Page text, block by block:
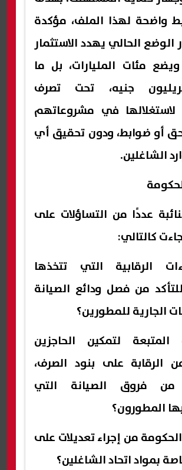
واضحة لهذا الملف، مؤكدة
الوضع الحالي يهدد الاستثمار
مئات المليارات، بل ما
جنيه، تحت تصرف
لاستغلالها في مشروعاتهم
أو ضوابط، ودون تحقيق أي
الشاغلين.
عددًا من التساؤلات على
كالتالي:
الرقابية التي تتخذها
من فصل ودائع الصيانة
الجارية للمطورين؟
المتبعة لتمكين الحاجزين
الرقابة على بنود الصرف،
من فروق الصيانة التي
المطورون؟
من إجراء تعديلات على
بمواد اتحاد الشاغلين؟